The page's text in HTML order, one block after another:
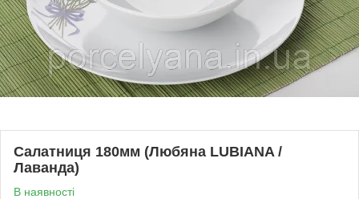
Салатниця 180мм (Любяна LUBIANA /
Лаванда)
В наявності